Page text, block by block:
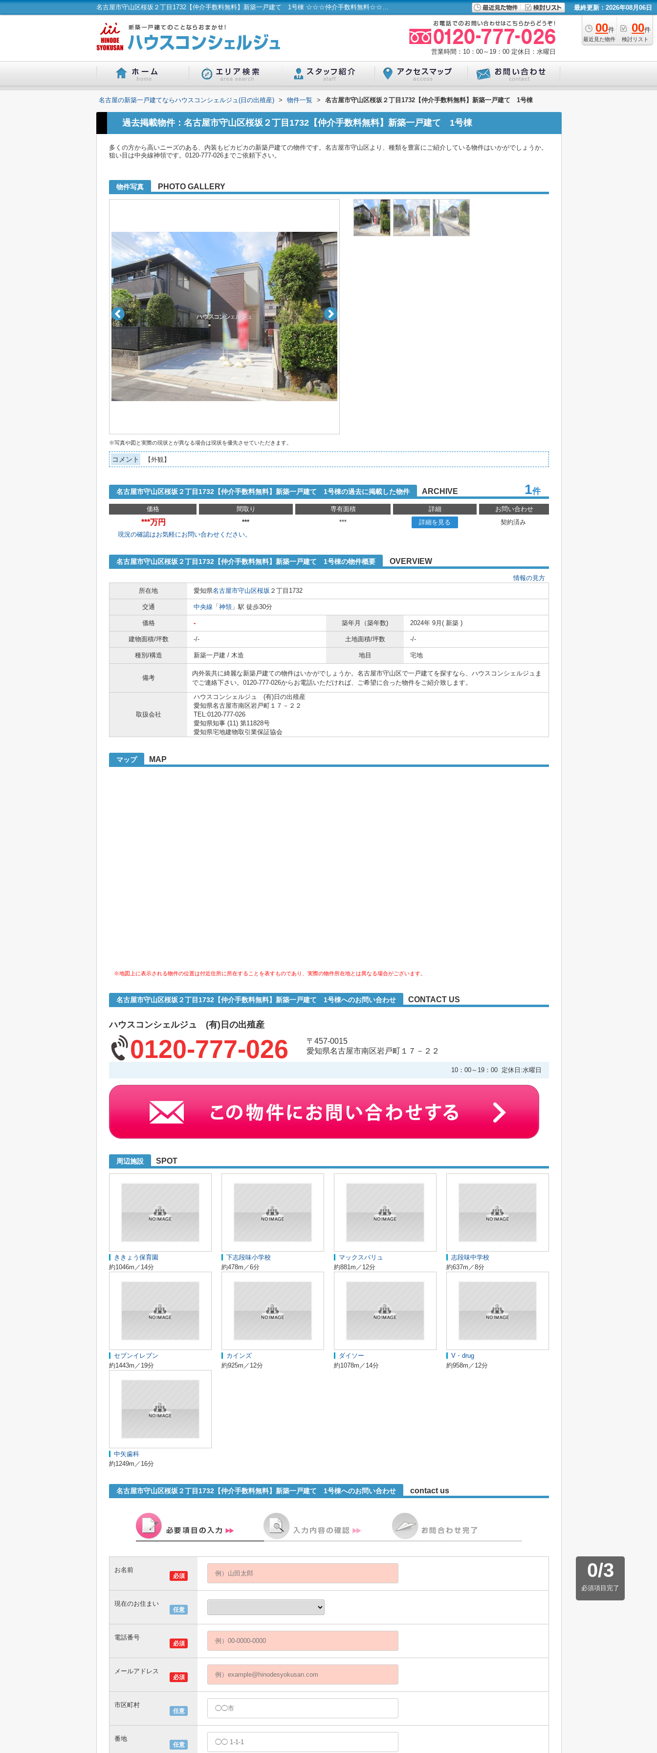
名古屋市守山区桜坂２丁目1732【仲介手数料無料】新築一戸建て 1号棟 ☆☆☆仲介手数料無料☆☆☆ 名古屋市...／ハウスコンシェルジュ(日の出殖産) 最終更新：2026年08月06日
00件
最近見た物件
00件
検討リスト
営業時間：10：00～19：00 定休日：水曜日
名古屋の新築一戸建てならハウスコンシェルジュ(日の出殖産) > 物件一覧 > 名古屋市守山区桜坂２丁目1732【仲介手数料無料】新築一戸建て 1号棟
過去掲載物件：名古屋市守山区桜坂２丁目1732【仲介手数料無料】新築一戸建て 1号棟
多くの方から高いニーズのある、内装もピカピカの新築戸建ての物件です。名古屋市守山区より、種類を豊富にご紹介している物件はいかがでしょうか。
狙い目は中央線神領です。0120-777-026までご依頼下さい。
物件写真 PHOTO GALLERY
※写真や図と実際の現状とが異なる場合は現状を優先させていただきます。
コメント 【外観】
名古屋市守山区桜坂２丁目1732【仲介手数料無料】新築一戸建て 1号棟の過去に掲載した物件 ARCHIVE 1件
価格 間取り 専有面積 詳細 お問い合わせ
***万円 *** *** 詳細を見る
契約済み
現況の確認はお気軽にお問い合わせください。
名古屋市守山区桜坂２丁目1732【仲介手数料無料】新築一戸建て 1号棟の物件概要 OVERVIEW
情報の見方
所在地
愛知県名古屋市守山区桜坂 ２丁目1732
交通 中央線 「 神領 」駅 徒歩30分
価格 - 築年月（築年数) 2024年 9月( 新築 )
建物面積/坪数 -/- 土地面積/坪数 -/-
種別/構造 新築一戸建 / 木造 地目 宅地
備考
内外装共に綺麗な新築戸建ての物件はいかがでしょうか。名古屋市守山区で一戸建てを探すなら、ハウスコンシェルジュま
でご連絡下さい。0120-777-026からお電話いただければ、ご希望に合った物件をご紹介致します。
取扱会社
ハウスコンシェルジュ (有)日の出殖産
愛知県名古屋市南区岩戸町１７－２２
TEL:0120-777-026
愛知県知事 (11) 第11828号
愛知県宅地建物取引業保証協会
マップ MAP
※地図上に表示される物件の位置は付近住所に所在することを表すものであり、実際の物件所在地とは異なる場合がございます。
名古屋市守山区桜坂２丁目1732【仲介手数料無料】新築一戸建て 1号棟へのお問い合わせ CONTACT US
ハウスコンシェルジュ (有)日の出殖産
0120-777-026
〒457-0015
愛知県名古屋市南区岩戸町１７－２２
10：00～19：00 定休日:水曜日
周辺施設 SPOT
ききょう保育園
約1046m／14分
下志段味小学校
約478m／6分
マックスバリュ
約881m／12分
志段味中学校
約637m／8分
セブンイレブン
約1443m／19分
カインズ
約925m／12分
ダイソー
約1078m／14分
V・drug
約958m／12分
中矢歯科
約1249m／16分
名古屋市守山区桜坂２丁目1732【仲介手数料無料】新築一戸建て 1号棟へのお問い合わせ contact us
0/3
必須項目完了
必須
お名前
任意
現在のお住まい
必須
電話番号
必須
メールアドレス
任意
市区町村
任意
番地